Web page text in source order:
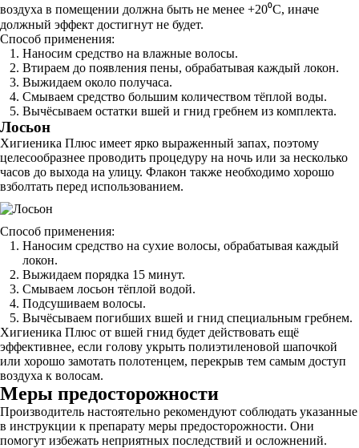
воздуха в помещении должна быть не менее +20⁰С, иначе
должный эффект достигнут не будет.
Способ применения:
Наносим средство на влажные волосы.
Втираем до появления пены, обрабатывая каждый локон.
Выжидаем около получаса.
Смываем средство большим количеством тёплой воды.
Вычёсываем остатки вшей и гнид гребнем из комплекта.
Лосьон
Хигиеника Плюс имеет ярко выраженный запах, поэтому
целесообразнее проводить процедуру на ночь или за несколько
часов до выхода на улицу. Флакон также необходимо хорошо
взболтать перед использованием.
Способ применения:
Наносим средство на сухие волосы, обрабатывая каждый
локон.
Выжидаем порядка 15 минут.
Смываем лосьон тёплой водой.
Подсушиваем волосы.
Вычёсываем погибших вшей и гнид специальным гребнем.
Хигиеника Плюс от вшей гнид будет действовать ещё
эффективнее, если голову укрыть полиэтиленовой шапочкой
или хорошо замотать полотенцем, перекрыв тем самым доступ
воздуха к волосам.
Меры предосторожности
Производитель настоятельно рекомендуют соблюдать указанные
в инструкции к препарату меры предосторожности. Они
помогут избежать неприятных последствий и осложнений.